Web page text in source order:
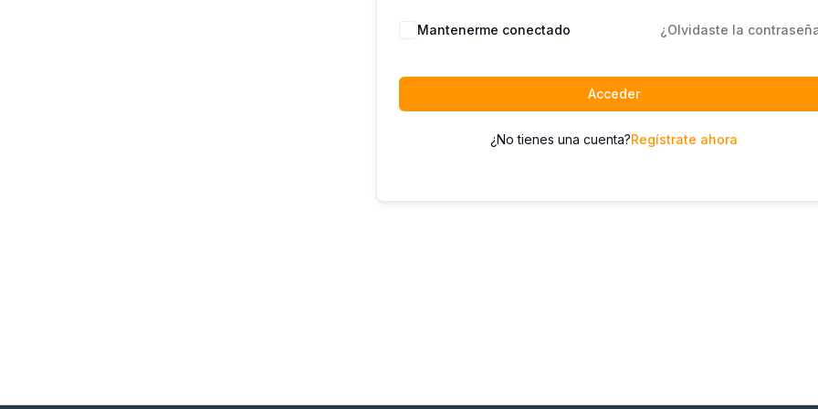
Mantenerme conectado ¿Olvidaste la
Acceder
¿No tienes una cuenta?Regístrate ahora